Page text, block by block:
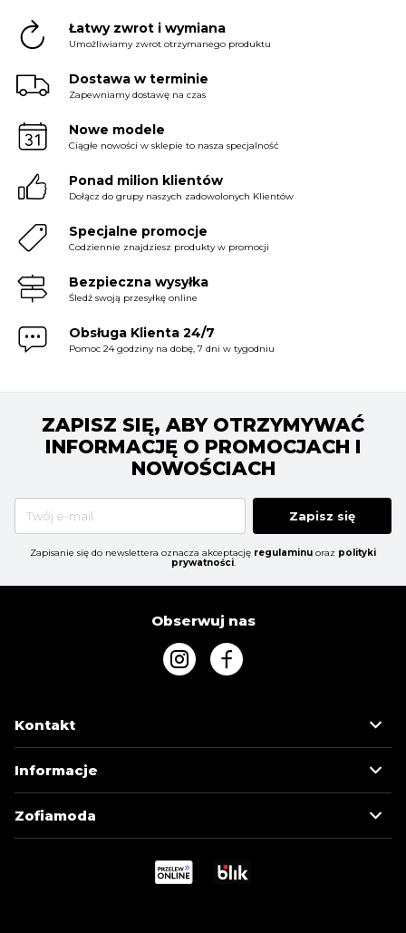
Łatwy zwrot i wymiana
Umożliwiamy zwrot otrzymanego produktu
Dostawa w terminie
Zapewniamy dostawę na czas
Nowe modele
Ciągłe nowości w sklepie to nasza specjalność
Ponad milion klientów
Dołącz do grupy naszych zadowolonych Klientów
Specjalne promocje
Codziennie znajdziesz produkty w promocji
Bezpieczna wysyłka
Śledź swoją przesyłkę online
Obsługa Klienta 24/7
Pomoc 24 godziny na dobę, 7 dni w tygodniu
ZAPISZ SIĘ, ABY OTRZYMYWAĆ
INFORMACJĘ O PROMOCJACH I
NOWOŚCIACH
Zapisz się
Zapisanie się do newslettera oznacza akceptację regulaminu oraz polityki
prywatności.
Obserwuj nas
Kontakt
Informacje
Zofiamoda